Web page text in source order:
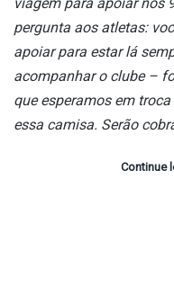
pergunta aos atletas:
apoiar para estar lá
acompanhar o clube –
que esperamos em
essa camisa. Serão
Continue